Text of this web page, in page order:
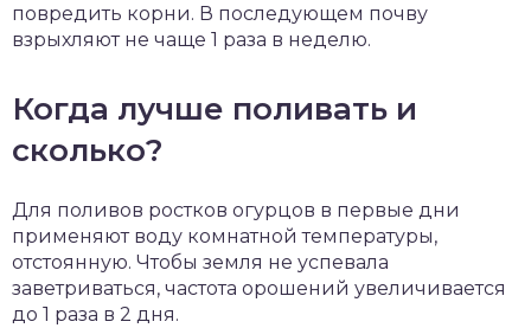
повредить корни. В последующем почву
взрыхляют не чаще 1 раза в неделю.
Когда лучше поливать и
сколько?
Для поливов ростков огурцов в первые дни
применяют воду комнатной температуры,
отстоянную. Чтобы земля не успевала
заветриваться, частота орошений увеличивается
до 1 раза в 2 дня.